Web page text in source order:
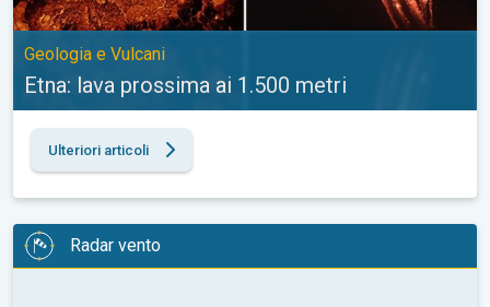
Geologia e Vulcani
Etna: lava prossima ai 1.500 metri
Ulteriori articoli
Radar vento